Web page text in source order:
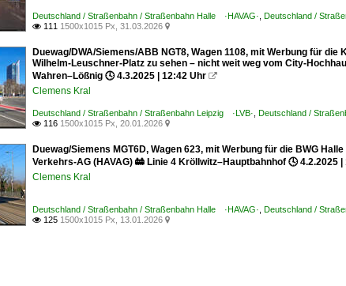
Deutschland / Straßenbahn / Straßenbahn Halle ·HAVAG· Deutschland /
 111 1500x1015 Px, 31.03.2026 
Duewag/DWA/Siemens/ABB NGT8, Wagen 1108, mit Werbung für
Wilhelm-Leuschner-Platz zu sehen – nicht weit weg vom City-
Wahren–Lößnig 🕓 4.3.2025 | 12:42 Uhr 
Clemens Kral
Deutschland / Straßenbahn / Straßenbahn Leipzig ·LVB· Deutschland /
 116 1500x1015 Px, 20.01.2026 
Duewag/Siemens MGT6D, Wagen 623, mit Werbung für die BWG
Verkehrs-AG (HAVAG) 🚋 Linie 4 Kröllwitz–Hauptbahnhof 🕓 4.2.2025 |
Clemens Kral
Deutschland / Straßenbahn / Straßenbahn Halle ·HAVAG· Deutschland /
 125 1500x1015 Px, 13.01.2026 